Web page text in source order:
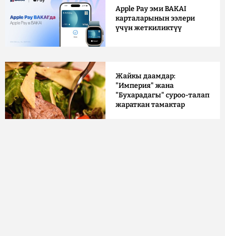
Apple Pay эми BAKAI
карталарынын ээлери
үчүн жеткиликтүү
Жайкы даамдар:
"Империя" жана
"Бухарадагы" суроо-талап
жараткан тамактар